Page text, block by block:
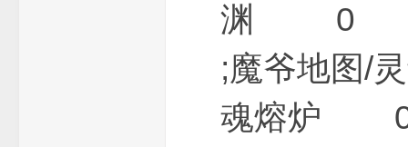
渊 0
;魔爷
魂熔